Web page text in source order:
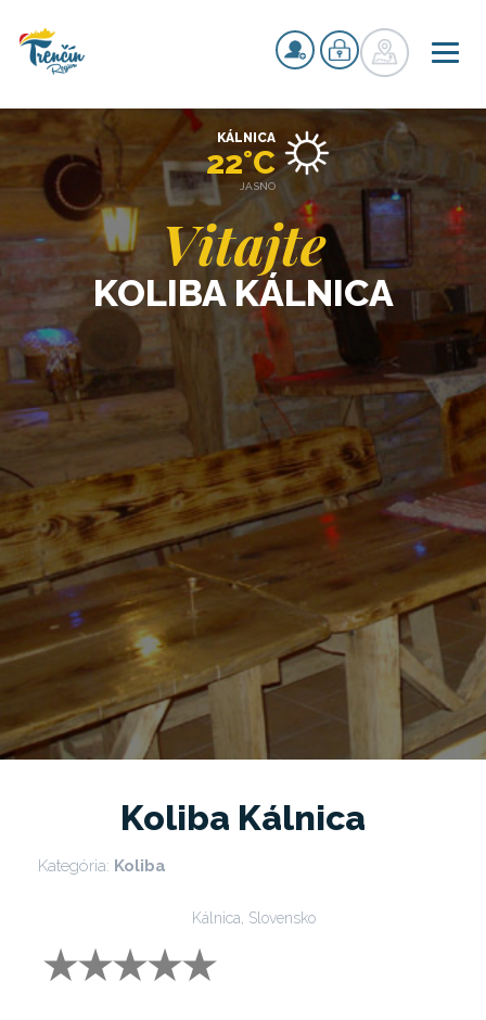
Vitajte
KOLIBA KÁLNICA
KÁLNICA
22°C
JASNO
Koliba Kálnica
Kategória: Koliba
Kálnica, Slovensko